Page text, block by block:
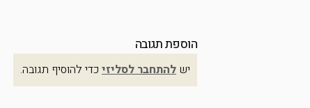
הוספת תגובה
יש להתחבר לסליזי כדי להוסיף תגובה.